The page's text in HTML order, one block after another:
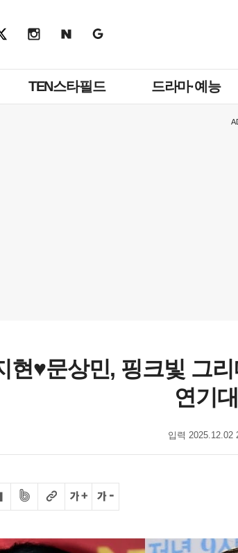
TEN스타필드 드라마·예능
현♥문상민, 핑크빛 그
연기
입력 2025.12.02